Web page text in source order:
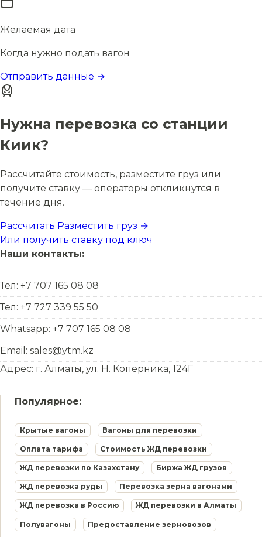
Желаемая дата
Когда нужно подать вагон
Отправить данные →
Нужна перевозка со станции
Киик?
Рассчитайте стоимость, разместите груз или
получите ставку — операторы откликнутся в
течение дня.
Рассчитать Разместить груз →
Или получить ставку под ключ
Наши контакты:
Тел: +7 707 165 08 08
Тел: +7 727 339 55 50
Whatsapp: +7 707 165 08 08
Email: sales@ytm.kz
Адрес: г. Алматы, ул. Н. Коперника, 124Г
Популярное:
Крытые вагоны Вагоны для перевозки
Оплата тарифа Стоимость ЖД перевозки
ЖД перевозки по Казахстану Биржа ЖД грузов
ЖД перевозка руды Перевозка зерна вагонами
ЖД перевозка в Россию ЖД перевозки в Алматы
Полувагоны Предоставление зерновозов